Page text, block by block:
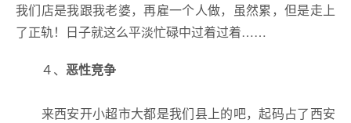
我们店是我跟我老婆，再雇一个人做，虽然累，但是走上
了正轨！日子就这么平淡忙碌中过着过着……
４、 恶性竞争
来西安开小超市大都是我们县上的吧，起码占了西安